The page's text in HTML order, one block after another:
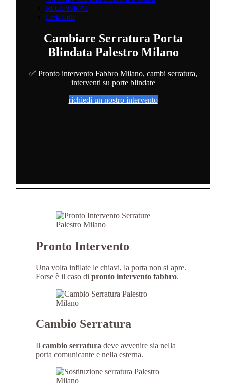
RECENSIONI
Link Utili
Cambiare Serratura Porta
Blindata Palestro Milano
✅ Pronto intervento Fabbro Milano, cambi serratura,
interventi su porte blindate
richiedi un nostro intervento
Pronto Intervento
Una volta infilate le chiavi, la porta non si apre.
Forse è il caso di pronto intervento fabbro.
Cambio Serratura
Il cambio serratura deve avvenire sia nella
porta comunicante e nella esterna.